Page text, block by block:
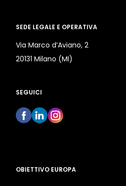
SEDE LEGALE E OPERATIVA
Via Marco d’Aviano, 2
20131 Milano (MI)
SEGUICI
OBIETTIVO EUROPA